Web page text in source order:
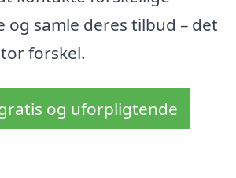
og samle deres tilbud – det
forskel.
og uforpligtende